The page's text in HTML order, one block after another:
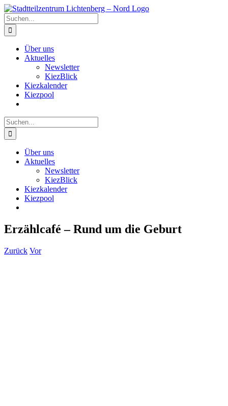
Zum
Inhalt
springen
Suche
nach:
Über uns
Aktuelles
Newsletter
KiezBlick
Kiezkalender
Kiezpool
Suche
nach:
Über uns
Aktuelles
Newsletter
KiezBlick
Kiezkalender
Kiezpool
Erzählcafé – Rund um die Geburt
Zurück Vor